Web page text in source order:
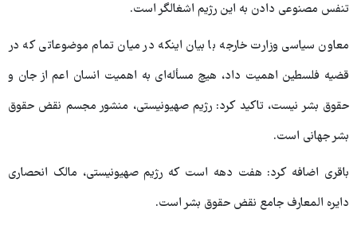
تنفس مصنوعی دادن به این رژیم اشغالگر است.
معاون سیاسی وزارت خارجه با بیان اینکه در میان تمام موضوعاتی که در
قضیه فلسطین اهمیت داد، هیچ مسأله‌ای به اهمیت انسان اعم از جان و
حقوق بشر نیست، تاکید کرد: رژیم صهیونیستی، منشور مجسم نقض حقوق
بشر جهانی است.
باقری اضافه کرد: هفت دهه است که رژیم صهیونیستی، مالک انحصاری
دایره المعارف جامع نقض حقوق بشر است.